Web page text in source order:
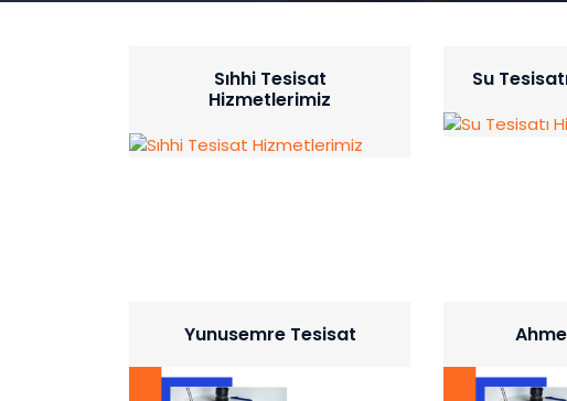
Sıhhi Tesisat
Hizmetlerimiz
Su
Yunusemre Tesisat